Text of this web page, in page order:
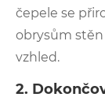
čepele se
obrysům
vzhled.
2.